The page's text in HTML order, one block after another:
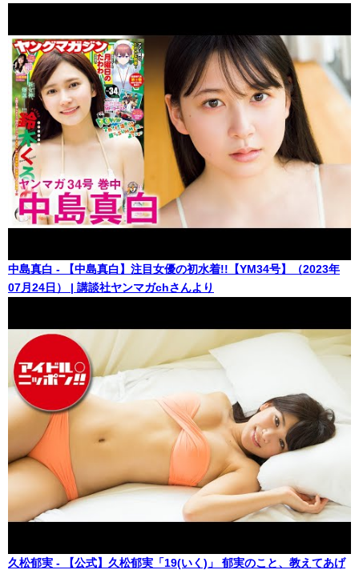
中島真白 - 【中島真白】注目女優の初水着!!【YM34号】（2023年
07月24日） | 講談社ヤンマガchさんより
久松郁実 - 【公式】久松郁実「19(いく)」 郁実のこと、教えてあげ